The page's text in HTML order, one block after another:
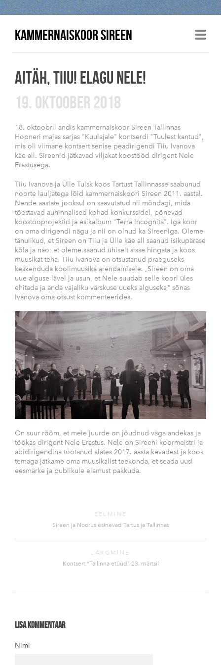
KAMMERNAISKOOR SIREEN
AITÄH, TIIU! ELAGU NELE!
19. OKTOOBER 2018
18. oktoobril andis kammernaiskoor Sireen Tallinnas
Hopneri majas sarjas "Kuulajale" kontserdi "Tuulest kantud",
mis oli viimane kontsert senise peadirigendi Tiiu Ivanova
käe all. Sireenid jätkavad viljakat koostööd dirigent Nele
Erastusega.
Tiiu Ivanova ja Ülle Tuisk koos Tartust Tallinnasse saabunud
noorte lauljatega lõid kammernaiskoori Sireen 2011. aastal.
Nende aastate jooksul on saavutatud nii mõndagi, mida
tõestavad auhinnalised kohad konkurssidel, põnevad
koostööprojektid ja esikalbum "Terra Incognita". Iga koor
on oma dirigendi nägu ja nii on olnud ka Sireeniga. Oleme
tänulikud, et Sireen on Tiiu ja Ülle käe all saanud isikupärase
kõla ja näo, et oleme saanud ühiselt sisse hingata ja koos
muusikat teha. Tiiu Ivanova on otsustanud praeguseks
keskenduda koolimuusika arendamisele. „Sireen on oma
uue alguse lävel ja usun, et Nele suudab selle koori üles
ehitada ja anda vajaliku värskuse uueks alguseks,“ sõnas
Ivanova oma otsust kommenteerides.
On suur rõõm, et meie juurde on jõudnud väga andekas ja
töökas dirigent Nele Erastus. Nele on Sireeni koormeistri ja
abidirigendina töötanud alates 2017. aasta kevadest ja koos
temaga jätkame oma muusikalist teekonda, et seada uusi
eesmärke ja publikule elamust pakkuda.
EELMINE
Sireen ja Noorus esinevad Tartus ja Tallinnas
JÄRGMINE
Kontsert "Tallinna etüüd" 23. märtsil
Lisa kommentaar
Nimi